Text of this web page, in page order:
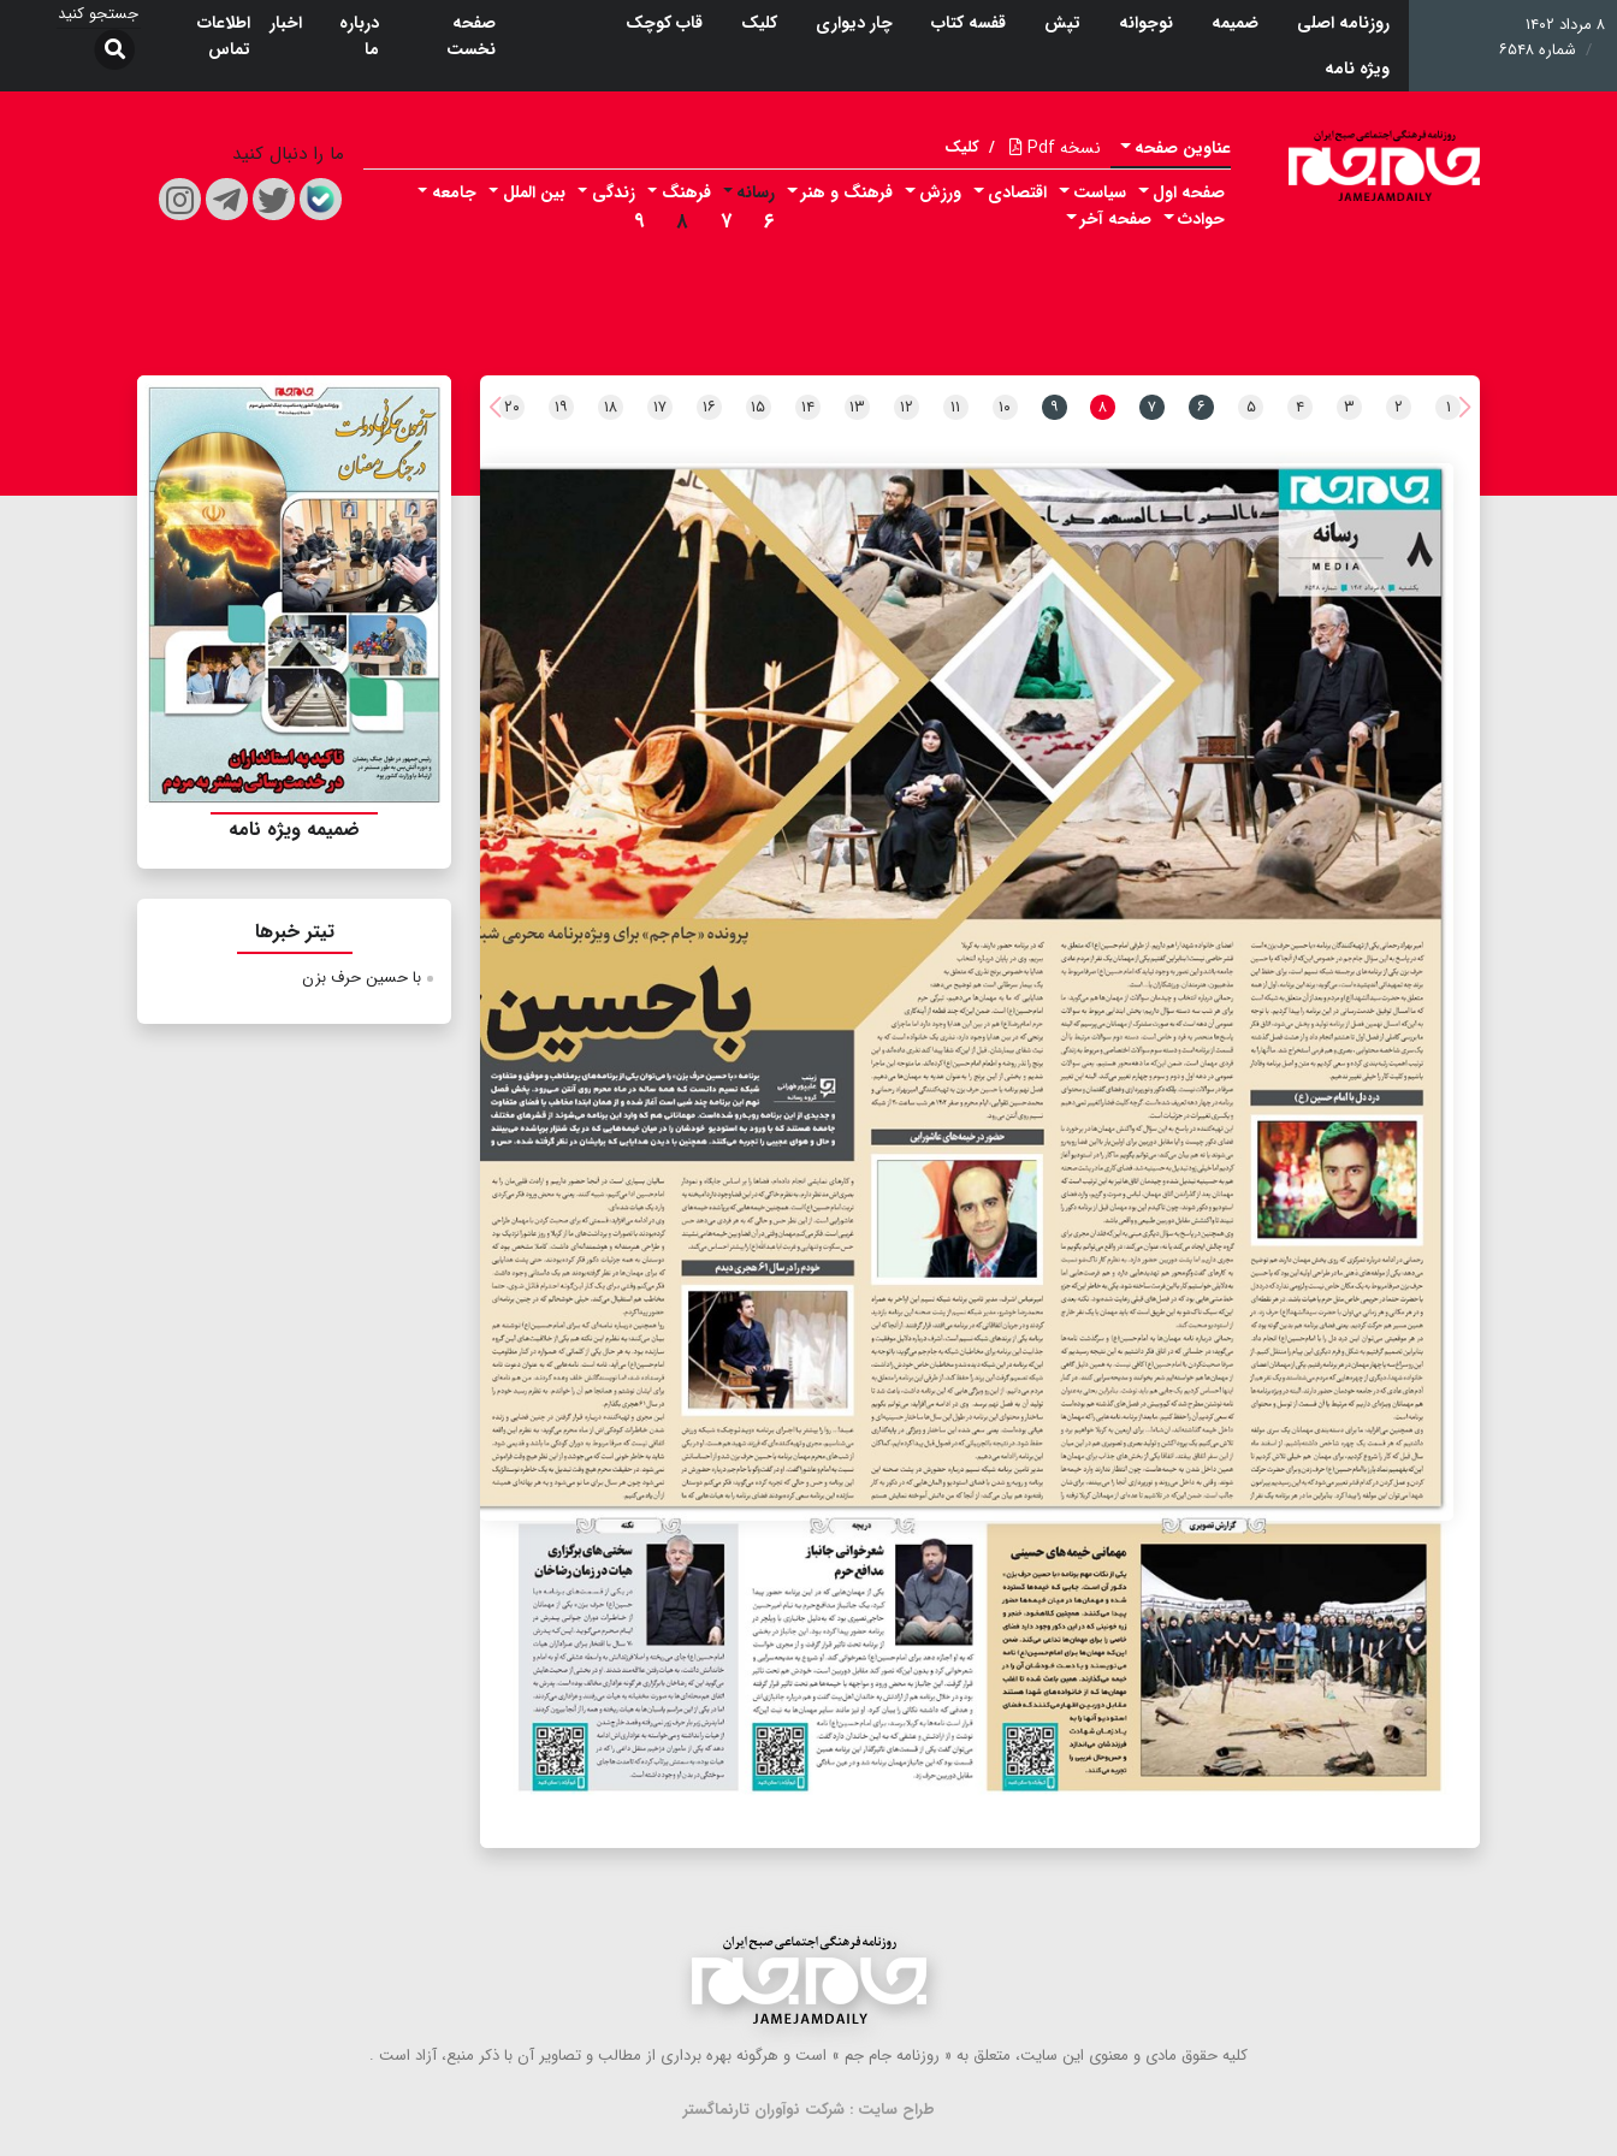
۸ مرداد ۱۴۰۲
شماره ۶۵۴۸
روزنامه اصلی ضمیمه نوجوانه تپش قفسه کتاب چار دیواری کلیک
قاب کوچک
ویژه نامه
صفحه
نخست
درباره
ما
اخبار
اطلاعات
تماس
عناوین صفحه نسخه Pdf / کلیک
صفحه اول سیاست اقتصادی ورزش فرهنگ و هنر رسانه
۶ ۷ ۸ ۹
فرهنگ زندگی بین الملل
جامعه
حوادث
صفحه آخر
ما را دنبال کنید
۱ ۲ ۳ ۴ ۵ ۶ ۷ ۸ ۹ ۱۰ ۱۱ ۱۲ ۱۳ ۱۴ ۱۵ ۱۶ ۱۷ ۱۸ ۱۹ ۲۰
ضمیمه ویژه نامه
تیتر خبرها
با حسین حرف بزن
كلیه حقوق مادی و معنوی این سایت، متعلق به « روزنامه جام جم » است و هرگونه بهره ‌برداری از مطالب و تصاویر آن با ذكر منبع، آزاد است .
طراح سایت : شرکت نوآوران تارنماگستر